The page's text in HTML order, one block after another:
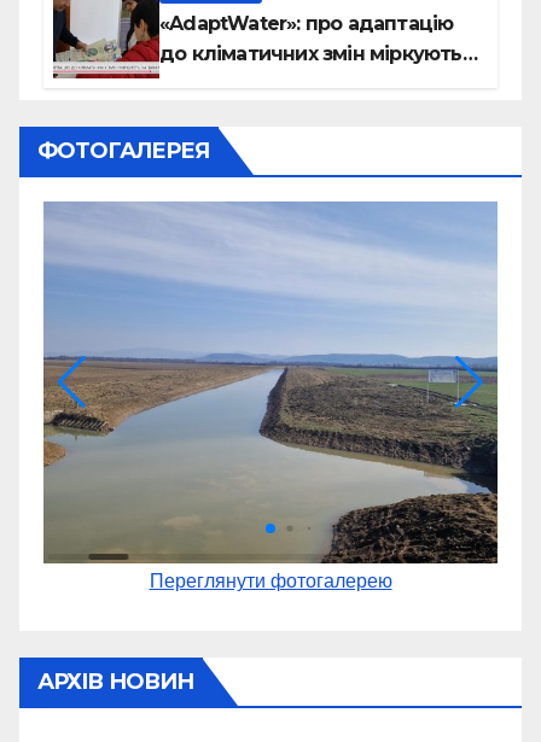
«AdaptWater»: про адаптацію
до кліматичних змін міркують
ФОТОГАЛЕРЕЯ
Переглянути фотогалерею
АРХІВ НОВИН